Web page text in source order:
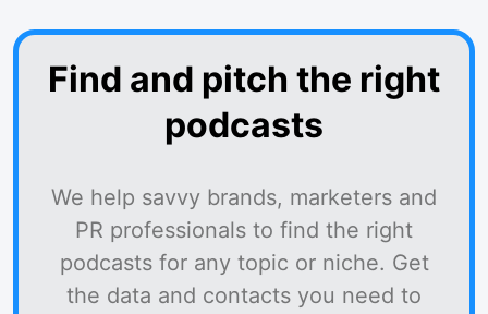
Find and pitch the right
podcasts
We help savvy brands, marketers and
PR professionals to find the right
podcasts for any topic or niche. Get
the data and contacts you need to